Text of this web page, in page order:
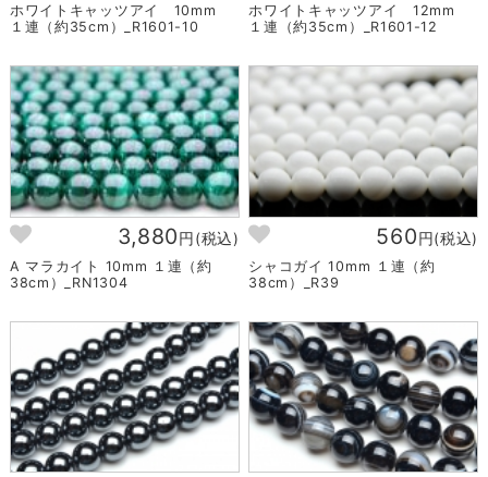
ホワイトキャッツアイ 10mm
１連（約35cm）_R1601-10
ホワイトキャッツアイ 12mm
１連（約35cm）_R1601-12
3,880円(税込)
A マラカイト 10mm １連（約
38cm）_RN1304
560円(税込)
シャコガイ 10mm １連（約
38cm）_R39